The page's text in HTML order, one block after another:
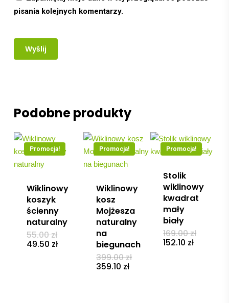
pisania kolejnych komentarzy.
Podobne produkty
Promocja!
Wiklinowy
koszyk
ścienny
naturalny
55.00złPierwotna
cena
wynosiła:
49.50 złAktualna
Promocja!
Wiklinowy
kosz
Mojżesza
naturalny
na
biegunach
399.00złPierwotna
359.10 złAktualna
Promocja!
Stolik
wiklinowy
kwadrat
mały
biały
169.00zł
152.10 zł